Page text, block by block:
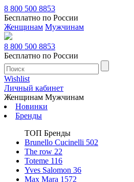
8 800 500 8853
Бесплатно по России
Женщинам Мужчинам
8 800 500 8853
Бесплатно по России
Wishlist
Личный кабинет
Женщинам Мужчинам
Новинки
Бренды
ТОП Бренды
Brunello Cucinelli 502
The row 22
Toteme 116
Yves Salomon 36
Max Mara 1572